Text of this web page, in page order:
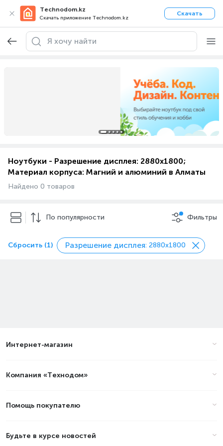
Technodom.kz
Скачать приложение Technodom.kz
Скачать
Ноутбуки - Разрешение дисплея: 2880x1800;
Материал корпуса: Магний и алюминий в Алматы
Найдено 0 товаров
По популярности Фильтры
Сбросить (1) Разрешение дисплея: 2880x1800
Интернет-магазин
Компания «Технодом»
Помощь покупателю
Будьте в курсе новостей